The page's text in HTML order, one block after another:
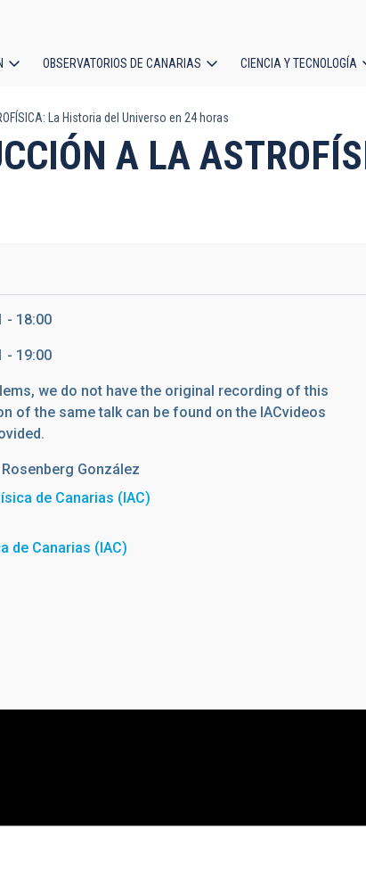
OBSERVATORIOS DE CANARIAS CIENCIA Y TECNOLOGÍA
La Historia del Universo en 24 horas
A LA
- 18:00
- 19:00
we do not have the original recording of this
of the same talk can be found on the IACvideos
Rosenberg González
de Canarias (IAC)
de Canarias (IAC)